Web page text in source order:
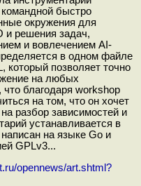
быстро
окружения для
и решения задач,
и вовлечением AI-
в одном файле
который позволяет точно
на любых
благодаря workshop
на том, что он хочет
разбор зависимостей и
устанавливается в
на языке Go и
GPLv3...
opennews/art.shtml?